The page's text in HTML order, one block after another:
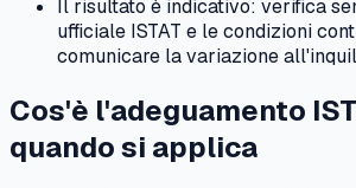
Il risultato è indicativo: verifica
ufficiale ISTAT e le condizioni
comunicare la variazione
Cos'è l'adeguamento
quando si applica